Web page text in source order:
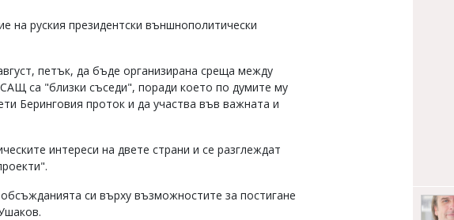
руския президентски външнополитически
петък, да бъде организирана среща между
са "близки съседи", поради което по думите му
Беринговия проток и да участва във важната и
интереси на двете страни и се разглеждат
си върху възможностите за постигане